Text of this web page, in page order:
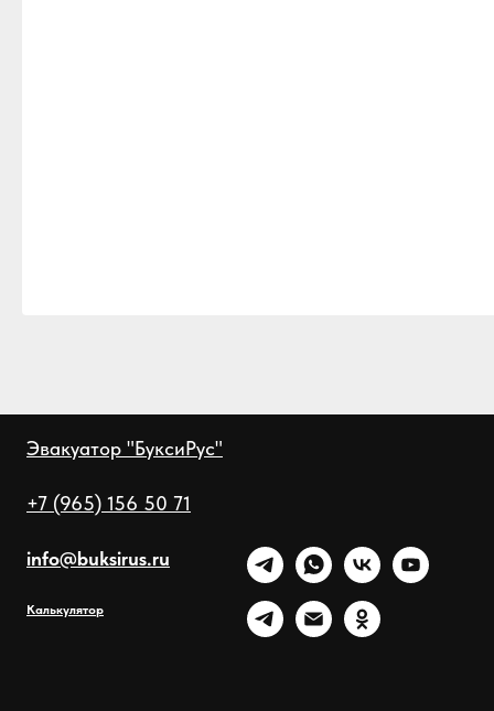
Эвакуатор "БуксиРус"
+7 (965) 156 50 71
info@buksirus.ru
Калькулятор